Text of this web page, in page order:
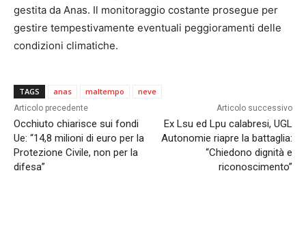
gestita da Anas. Il monitoraggio costante prosegue per
gestire tempestivamente eventuali peggioramenti delle
condizioni climatiche.
TAGS anas maltempo neve
Articolo precedente
Occhiuto chiarisce sui fondi
Ue: “14,8 milioni di euro per la
Protezione Civile, non per la
difesa”
Articolo successivo
Ex Lsu ed Lpu calabresi, UGL
Autonomie riapre la battaglia:
“Chiedono dignità e
riconoscimento”